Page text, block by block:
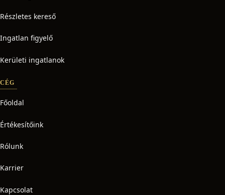
Részletes kereső
Ingatlan figyelő
Kerületi ingatlanok
CÉG
Főoldal
Értékesítőink
Rólunk
Karrier
Kapcsolat